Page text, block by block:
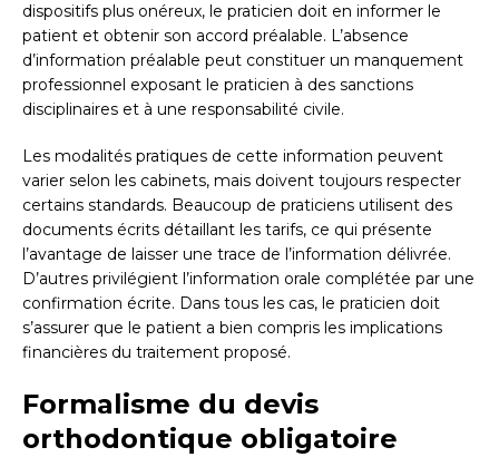
dispositifs plus onéreux, le praticien doit en informer le
patient et obtenir son accord préalable. L’absence
d’information préalable peut constituer un manquement
professionnel exposant le praticien à des sanctions
disciplinaires et à une responsabilité civile.
Les modalités pratiques de cette information peuvent
varier selon les cabinets, mais doivent toujours respecter
certains standards. Beaucoup de praticiens utilisent des
documents écrits détaillant les tarifs, ce qui présente
l’avantage de laisser une trace de l’information délivrée.
D’autres privilégient l’information orale complétée par une
confirmation écrite. Dans tous les cas, le praticien doit
s’assurer que le patient a bien compris les implications
financières du traitement proposé.
Formalisme du devis
orthodontique obligatoire